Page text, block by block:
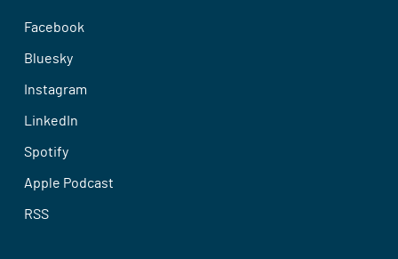
Facebook
Bluesky
Instagram
LinkedIn
Spotify
Apple Podcast
RSS